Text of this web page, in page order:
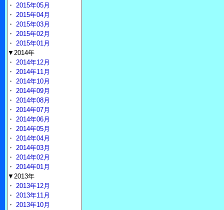
・ 2015年05月
・ 2015年04月
・ 2015年03月
・ 2015年02月
・ 2015年01月
▼2014年
・ 2014年12月
・ 2014年11月
・ 2014年10月
・ 2014年09月
・ 2014年08月
・ 2014年07月
・ 2014年06月
・ 2014年05月
・ 2014年04月
・ 2014年03月
・ 2014年02月
・ 2014年01月
▼2013年
・ 2013年12月
・ 2013年11月
・ 2013年10月